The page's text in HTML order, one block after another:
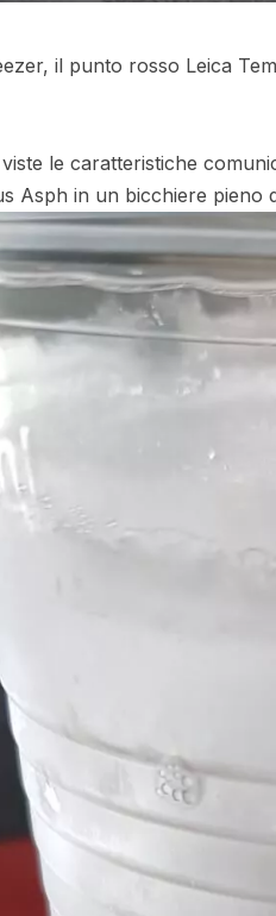
il punto rosso Leica
le caratteristiche
Asph in un bicchiere